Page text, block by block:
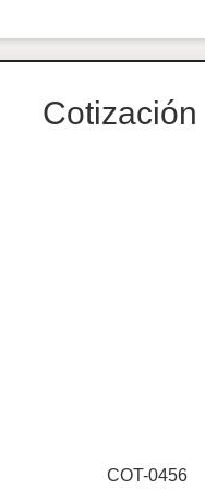
Cotización
COT-0456